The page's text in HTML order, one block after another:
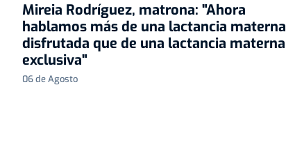
Mireia Rodríguez, matrona: "Ahora
hablamos más de una lactancia materna
disfrutada que de una lactancia materna
exclusiva"
06 de Agosto